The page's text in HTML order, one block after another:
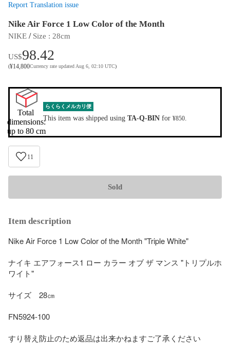
Report Translation issue
Nike Air Force 1 Low Color of the Month
NIKE / Size : 28cm
US$98.42
(¥14,800Currency rate updated Aug 6, 02:10 UTC)
Total
dimensions:
up to 80 cm
らくらくメルカリ便
This item was shipped using TA-Q-BIN for ¥850.
11
Sold
Item description
Nike Air Force 1 Low Color of the Month "Triple White"
ナイキ エアフォース1 ロー カラー オブ ザ マンス "トリプルホ
ワイト"
サイズ　28㎝
FN5924-100
すり替え防止のため返品は出来かねますご了承ください